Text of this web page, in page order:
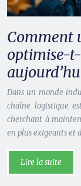
Comment
optimise-
Dans un monde
chaîne logistique
cherchant à
en plus exigeants et
Lire la suite